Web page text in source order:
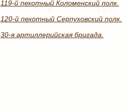
119-й пехотный Коломенский полк.
120-й пехотный Серпуховский полк.
30-я артиллерийская бригада.